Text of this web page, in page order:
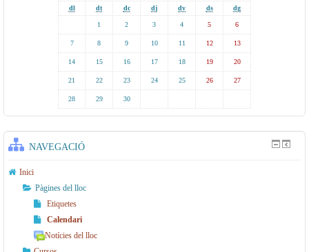
dl dt dc dj dv ds dg
1 2 3 4 5 6
7 8 9 10 11 12 13
14 15 16 17 18 19 20
21 22 23 24 25 26 27
28 29 30
NAVEGACIÓ
Inici
Pàgines del lloc
Etiquetes
Calendari
Notícies del lloc